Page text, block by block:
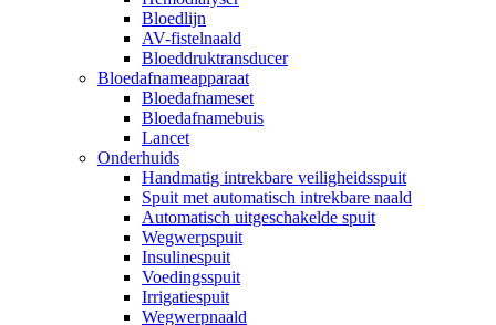
Bloedlijn
AV-fistelnaald
Bloeddruktransducer
Bloedafnameapparaat
Bloedafnameset
Bloedafnamebuis
Lancet
Onderhuids
Handmatig intrekbare veiligheidsspuit
Spuit met automatisch intrekbare naald
Automatisch uitgeschakelde spuit
Wegwerpspuit
Insulinespuit
Voedingsspuit
Irrigatiespuit
Wegwerpnaald